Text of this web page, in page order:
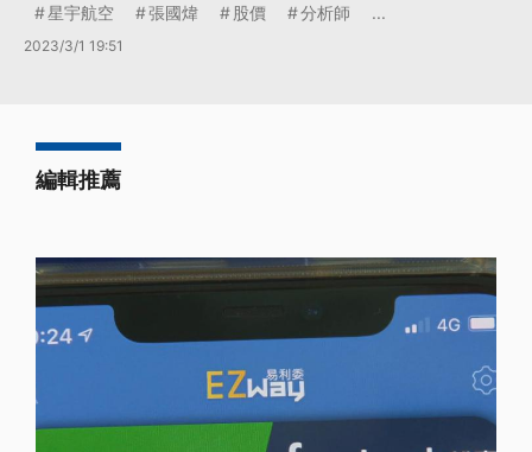
星宇航空 張國煒 股價 分析師 ...
2023/3/1 19:51
編輯推薦